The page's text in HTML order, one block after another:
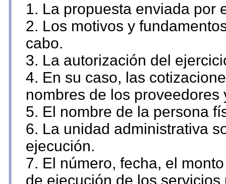
1. La propuesta enviada por
2. Los motivos y
cabo.
3. La autorización del
4. En su caso, las
nombres de los proveedores
5. El nombre de la persona
6. La unidad administrativa
ejecución.
7. El número, fecha, el
de ejecución de los servicios